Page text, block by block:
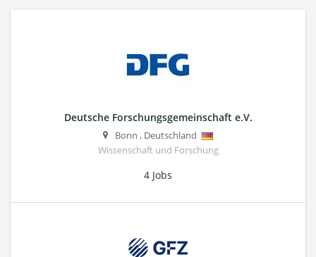
Deutsche Forschungsgemeinschaft e.V.
Bonn , Deutschland
Wissenschaft und Forschung
4 Jobs